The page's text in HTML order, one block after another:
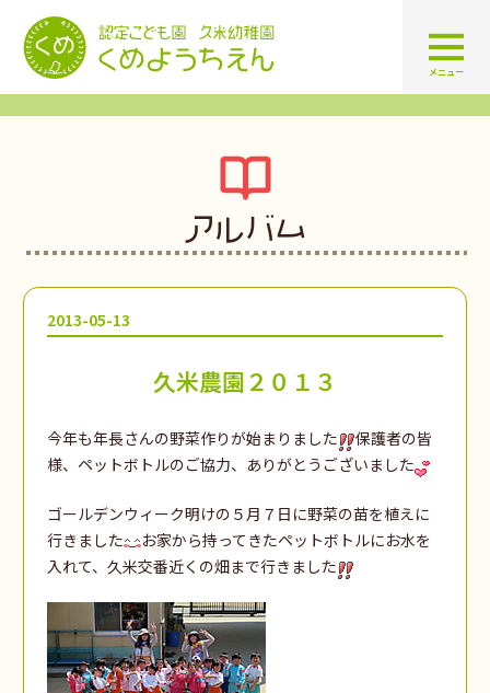
認定こども園 学校法人久米幼
メニュー
アルバム
2013-05-13
久米農園２０１３
今年も年長さんの野菜作りが始まりました
保護者の皆
様、ペットボトルのご協力、ありがとうございました
ゴールデンウィーク明けの５月７日に野菜の苗を植えに
行きました
お家から持ってきたペットボトルにお水を
入れて、久米交番近くの畑まで行きました